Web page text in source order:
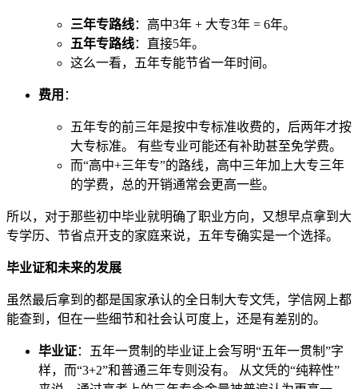
三年专路线：高中3年 + 大专3年 = 6年。
五年专路线：直接5年。
这么一看，五年专能节省一年时间。
费用 ：
五年专的前三年是按中专标准收费的，后两年才按
大专标准。 有些专业可能还有补助甚至免学费。
而“高中+三年专”的路线，高中三年加上大专三年
的学费，总的开销通常会更高一些。
所以，对于那些初中毕业就明确了职业方向，又想早点拿到大
专学历、节省点开支的家庭来说，五年专确实是一个选择。
毕业证和未来的发展
虽然最后拿到的都是国家承认的全日制大专文凭，学信网上都
能查到，但在一些细节和社会认可度上，还是有差别的。
毕业证：五年一贯制的毕业证上会写明“五年一贯制”字
样，而“3+2”和普通三年专则没有。 从文凭的“纯粹性”